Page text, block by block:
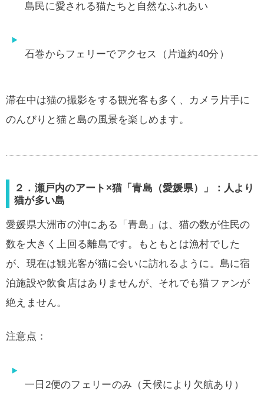
島民に愛される猫たちと自然なふれあい
石巻からフェリーでアクセス（片道約40分）
滞在中は猫の撮影をする観光客も多く、カメラ片手に
のんびりと猫と島の風景を楽しめます。
２．瀬戸内のアート×猫「青島（愛媛県）」：人より
猫が多い島
愛媛県大洲市の沖にある「青島」は、猫の数が住民の
数を大きく上回る離島です。もともとは漁村でした
が、現在は観光客が猫に会いに訪れるように。島に宿
泊施設や飲食店はありませんが、それでも猫ファンが
絶えません。
注意点：
一日2便のフェリーのみ（天候により欠航あり）